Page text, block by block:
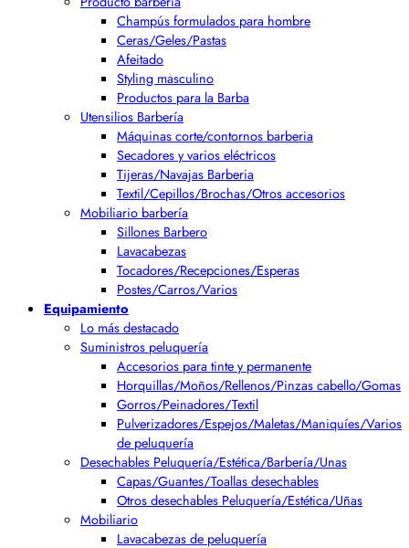
Champús formulados para hombre
Ceras/Geles/Pastas
Afeitado
Styling masculino
Productos para la Barba
Utensilios Barbería
Máquinas corte/contornos barberia
Secadores y varios eléctricos
Tijeras/Navajas Barberia
Textil/Cepillos/Brochas/Otros accesorios
Mobiliario barbería
Sillones Barbero
Lavacabezas
Tocadores/Recepciones/Esperas
Postes/Carros/Varios
Equipamiento
Lo más destacado
Suministros peluquería
Accesorios para tinte y permanente
Horquillas/Moños/Rellenos/Pinzas cabello/Gomas
Gorros/Peinadores/Textil
Pulverizadores/Espejos/Maletas/Maniquíes/Varios
de peluquería
Desechables Peluquería/Estética/Barbería/Unas
Capas/Guantes/Toallas desechables
Otros desechables Peluquería/Estética/Uñas
Mobiliario
Lavacabezas de peluquería